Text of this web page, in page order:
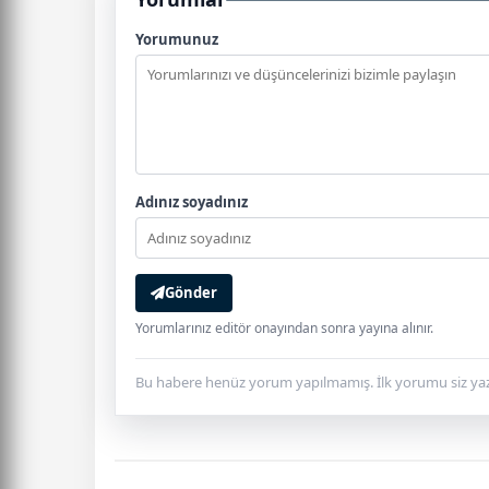
Yorumunuz
Adınız soyadınız
Gönder
Yorumlarınız editör onayından sonra yayına alınır.
Bu habere henüz yorum yapılmamış. İlk yorumu siz